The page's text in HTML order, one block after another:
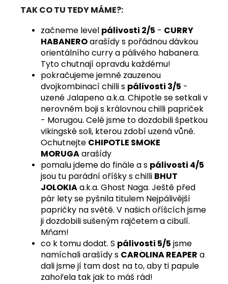
TAK CO TU TEDY MÁME?:
začneme level pálivosti 2/5 - CURRY
HABANEROarašídy s pořádnou dávkou
orientálního curry a pálivého habanera.
Tyto chutnají opravdu každému!
pokračujeme jemně zauzenou
dvojkombinací chilli s pálivosti 3/5 -
uzené Jalapeno a.k.a. Chipotle se setkali v
nerovném boji s královnou chilli papriček
- Morugou. Celé jsme to dozdobili špetkou
vikingské soli, kterou zdobí uzená vůně.
Ochutnejte CHIPOTLE SMOKE
MORUGAarašídy
pomalu jdeme do finále a s pálivosti 4/5
jsou tu parádní oříšky s chilli BHUT
JOLOKIAa.k.a. Ghost Naga. Ještě před
pár lety se pyšnila titulem Nejpálivější
papričky na světě. V našich oříšcích jsme
ji dozdobili sušeným rajčetem a cibulí.
Mňam!
co k tomu dodat. S pálivosti 5/5 jsme
namíchali arašídy s CAROLINA REAPER a
dali jsme jí tam dost na to, aby ti papule
zahořela tak jak to máš rád!